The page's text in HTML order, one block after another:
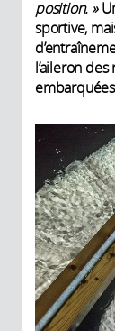
position. »
sportive,
l’aileron